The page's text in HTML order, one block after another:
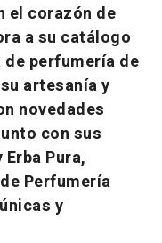
el corazón de
a su catálogo
perfumería de
artesanía y
novedades
con sus
Pura,
Perfumería
y